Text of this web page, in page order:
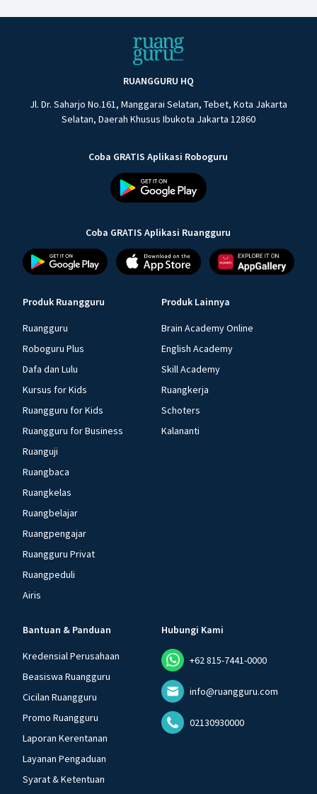
RUANGGURU HQ
Jl. Dr. Saharjo No.161, Manggarai Selatan, Tebet, Kota Jakarta
Selatan, Daerah Khusus Ibukota Jakarta 12860
Coba GRATIS Aplikasi Roboguru
Coba GRATIS Aplikasi Ruangguru
Produk Ruangguru
Ruangguru
Roboguru Plus
Dafa dan Lulu
Kursus for Kids
Ruangguru for Kids
Ruangguru for Business
Ruanguji
Ruangbaca
Ruangkelas
Ruangbelajar
Ruangpengajar
Ruangguru Privat
Ruangpeduli
Airis
Produk Lainnya
Brain Academy Online
English Academy
Skill Academy
Ruangkerja
Schoters
Kalananti
Bantuan & Panduan
Kredensial Perusahaan
Beasiswa Ruangguru
Cicilan Ruangguru
Promo Ruangguru
Laporan Kerentanan
Layanan Pengaduan
Syarat & Ketentuan
Hubungi Kami
+62 815-7441-0000
info@ruangguru.com
02130930000